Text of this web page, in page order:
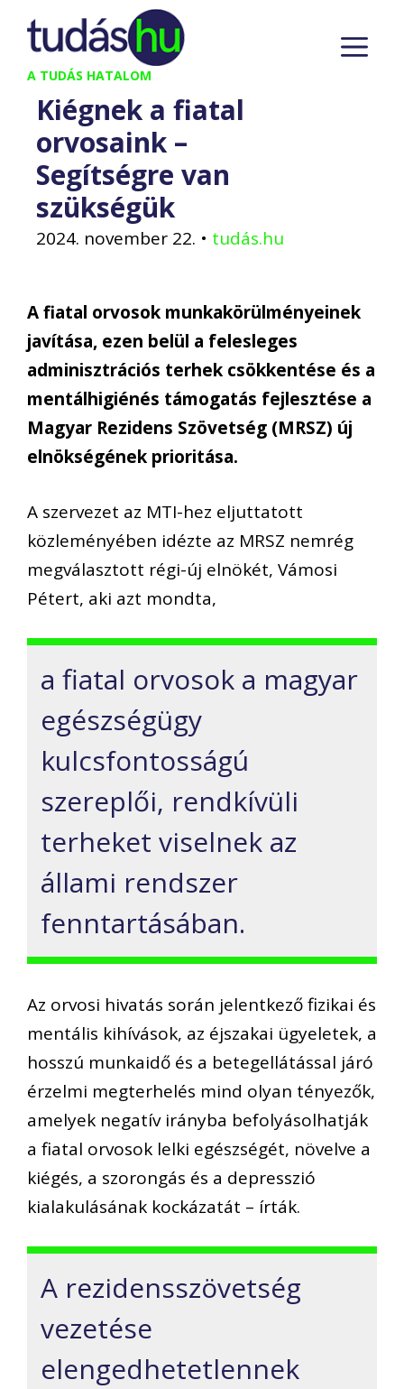
Kilépés
tartalomba
A TUDÁS HATALOM
Kiégnek a fiatal
orvosaink –
Segítségre van
szükségük
2024. november 22. • tudás.hu
A fiatal orvosok munkakörülményeinek
javítása, ezen belül a felesleges
adminisztrációs terhek csökkentése és a
mentálhigiénés támogatás fejlesztése a
Magyar Rezidens Szövetség (MRSZ) új
elnökségének prioritása.
A szervezet az MTI-hez eljuttatott
közleményében idézte az MRSZ nemrég
megválasztott régi-új elnökét, Vámosi
Pétert, aki azt mondta,
a fiatal orvosok a magyar
egészségügy
kulcsfontosságú
szereplői, rendkívüli
terheket viselnek az
állami rendszer
fenntartásában.
Az orvosi hivatás során jelentkező fizikai és
mentális kihívások, az éjszakai ügyeletek, a
hosszú munkaidő és a betegellátással járó
érzelmi megterhelés mind olyan tényezők,
amelyek negatív irányba befolyásolhatják
a fiatal orvosok lelki egészségét, növelve a
kiégés, a szorongás és a depresszió
kialakulásának kockázatát – írták.
A rezidensszövetség
vezetése
elengedhetetlennek